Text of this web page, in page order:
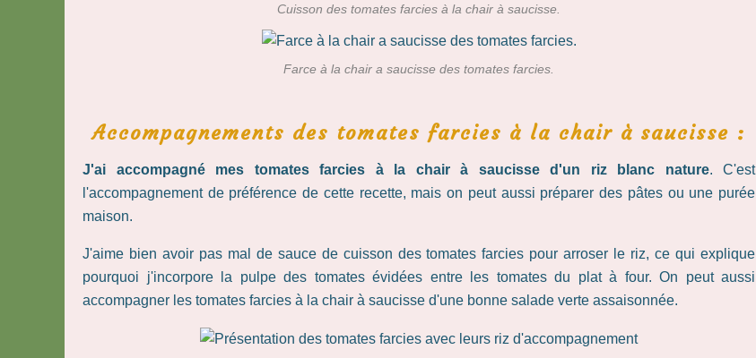
Cuisson des tomates farcies à la chair à saucisse.
Farce à la chair a saucisse des tomates farcies.
Accompagnements des tomates farcies à la chair à saucisse :
J'ai accompagné mes tomates farcies à la chair à saucisse d'un riz blanc nature. C'est
l'accompagnement de préférence de cette recette, mais on peut aussi préparer des pâtes ou une purée
maison.
J'aime bien avoir pas mal de sauce de cuisson des tomates farcies pour arroser le riz, ce qui explique
pourquoi j'incorpore la pulpe des tomates évidées entre les tomates du plat à four. On peut aussi
accompagner les tomates farcies à la chair à saucisse d'une bonne salade verte assaisonnée.